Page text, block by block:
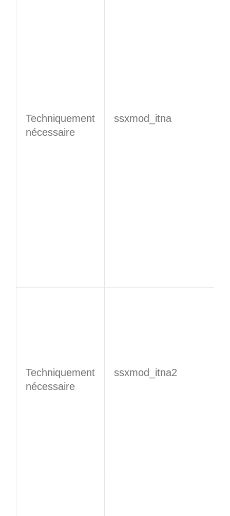
Techniquement
nécessaire
​​ssxmod_itna​​
Techniquement
nécessaire
ssxmod_itna2